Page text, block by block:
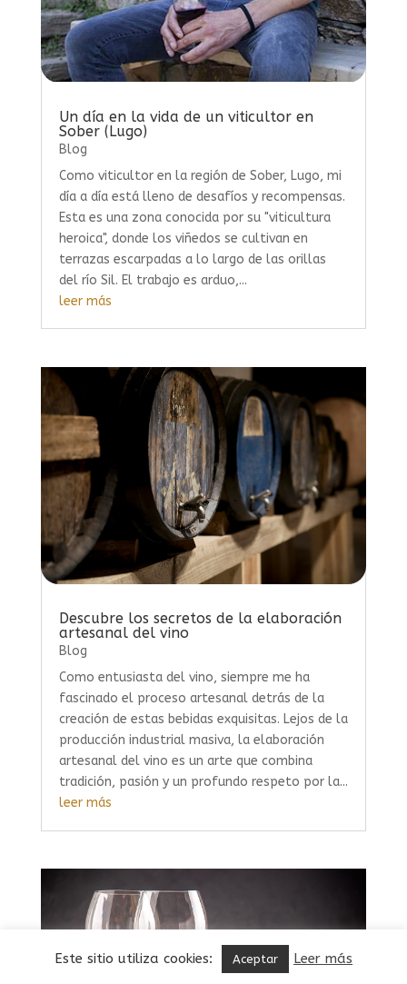
Un día en la vida de un viticultor en
Sober (Lugo)
Blog
Como viticultor en la región de Sober, Lugo, mi
día a día está lleno de desafíos y recompensas.
Esta es una zona conocida por su "viticultura
heroica", donde los viñedos se cultivan en
terrazas escarpadas a lo largo de las orillas
del río Sil. El trabajo es arduo,...
leer más
Descubre los secretos de la elaboración
artesanal del vino
Blog
Como entusiasta del vino, siempre me ha
fascinado el proceso artesanal detrás de la
creación de estas bebidas exquisitas. Lejos de la
producción industrial masiva, la elaboración
artesanal del vino es un arte que combina
tradición, pasión y un profundo respeto por la...
leer más
Este sitio utiliza cookies: Aceptar Leer más